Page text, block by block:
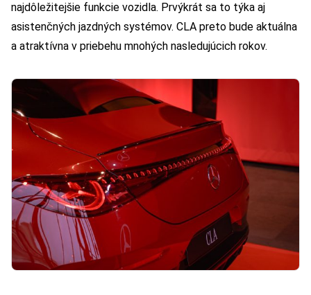
najdôležitejšie funkcie vozidla. Prvýkrát sa to týka aj
asistenčných jazdných systémov. CLA preto bude aktuálna
a atraktívna v priebehu mnohých nasledujúcich rokov.